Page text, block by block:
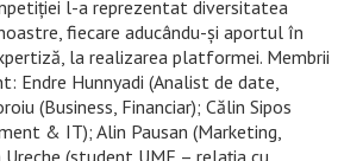
l-a reprezentat diversitatea
fiecare aducându-şi aportul în
la realizarea platformei. Membrii
Endre Hunnyadi (Analist de date,
(Business, Financiar); Călin Sipos
& IT); Alin Pausan (Marketing,